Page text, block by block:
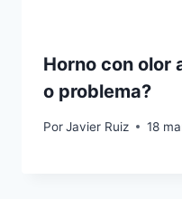
Horno con olor
o problema?
PorJavier Ruiz 18